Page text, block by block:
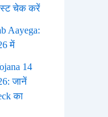
चेक करें
Aayega:
में
14
जानें
का